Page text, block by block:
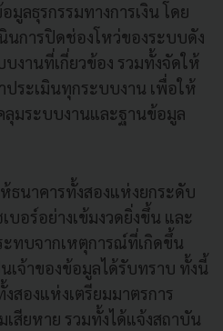
ลธุรกรรมทางการเงิน โดย
นการปิดช่องโหว่ของระบบดัง
งานที่เกี่ยวข้อง รวมทั้งจัดให้
ระเมินทุกระบบงาน เพื่อให้
มระบบงานและฐานข้อมูล
ธนาคารทั้งสองแห่งยกระดับ
บอร์อย่างเข้มงวดยิ่งขึ้น และ
ทบจากเหตุการณ์ที่เกิดขึ้น
เจ้าของข้อมูลได้รับทราบ ทั้งนี้
สองแห่งเตรียมมาตรการ
เสียหาย รวมทั้งได้แจ้งสถาบัน